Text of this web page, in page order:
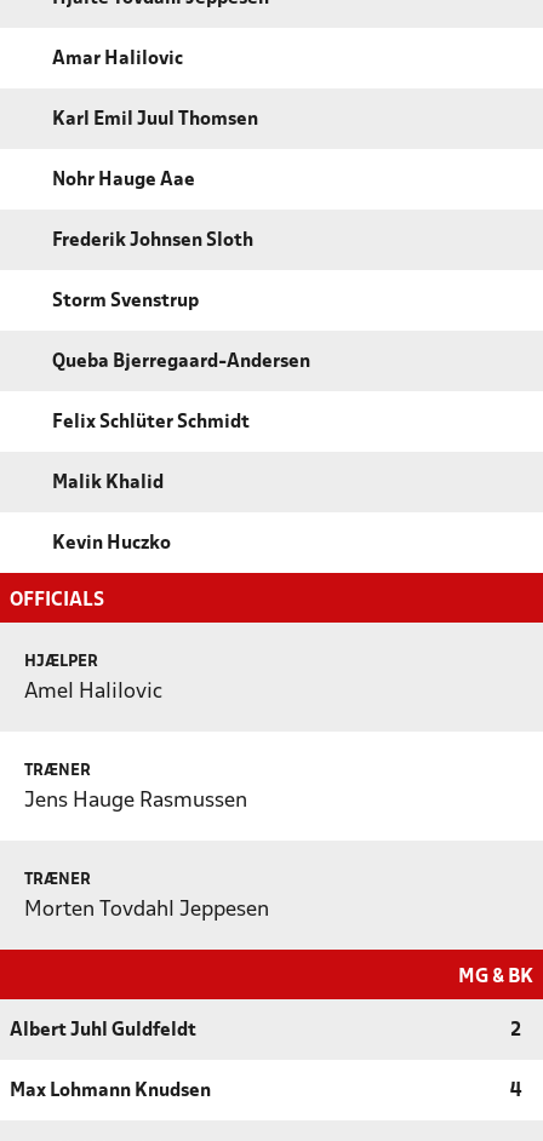
Amar Halilovic
Karl Emil Juul Thomsen
Nohr Hauge Aae
Frederik Johnsen Sloth
Storm Svenstrup
Queba Bjerregaard-Andersen
Felix Schlüter Schmidt
Malik Khalid
Kevin Huczko
OFFICIALS
HJÆLPER
Amel Halilovic
TRÆNER
Jens Hauge Rasmussen
TRÆNER
Morten Tovdahl Jeppesen
MG & BK
Albert Juhl Guldfeldt 2
Max Lohmann Knudsen 4